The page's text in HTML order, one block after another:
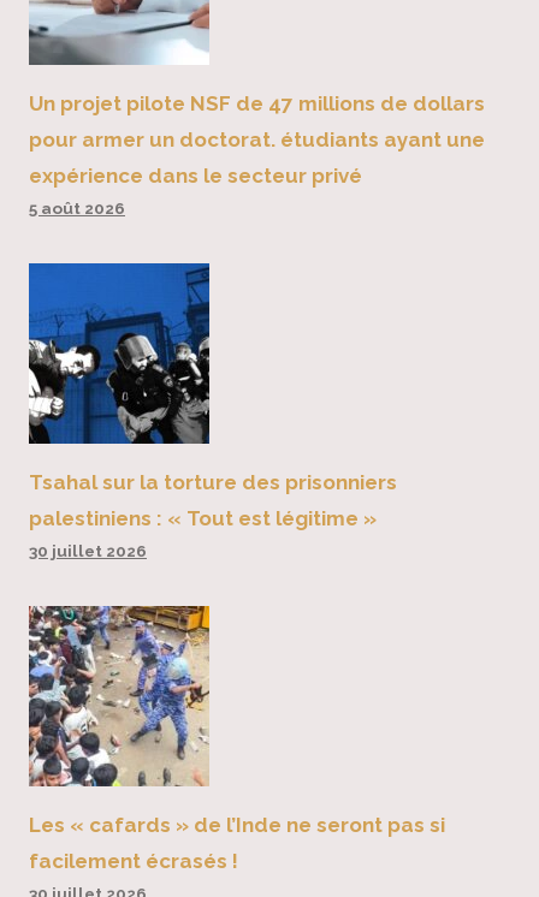
Un projet pilote NSF de 47 millions de dollars
pour armer un doctorat. étudiants ayant une
expérience dans le secteur privé
5 août 2026
Tsahal sur la torture des prisonniers
palestiniens : « Tout est légitime »
30 juillet 2026
Les « cafards » de l’Inde ne seront pas si
facilement écrasés !